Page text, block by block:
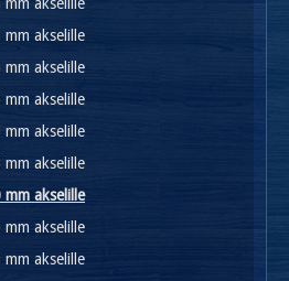
akselille
akselille
akselille
akselille
akselille
akselille
akselille
akselille